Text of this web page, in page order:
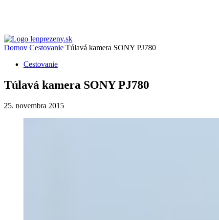
Domov Cestovanie Túlavá kamera SONY PJ780
Cestovanie
Túlavá kamera SONY PJ780
25. novembra 2015